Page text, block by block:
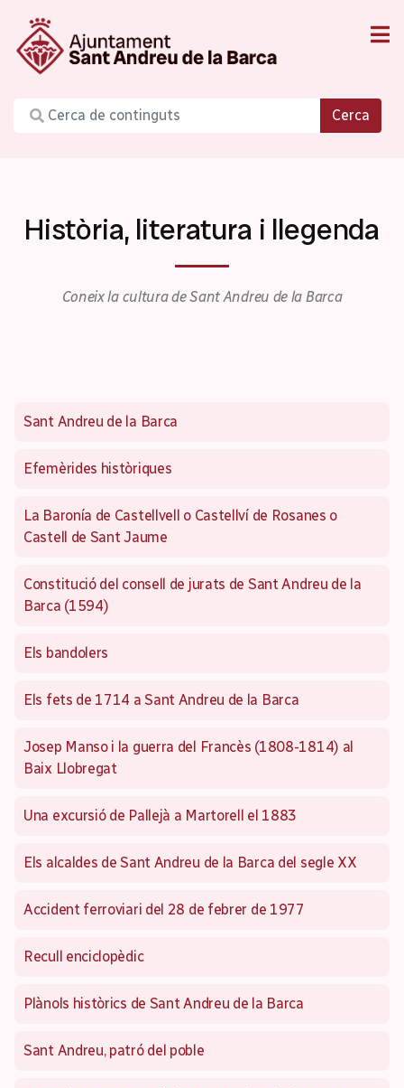
Cerca
Història, literatura i llegenda
Coneix la cultura de Sant Andreu de la Barca
Sant Andreu de la Barca
Efemèrides històriques
La Baronía de Castellvell o Castellví de Rosanes o
Castell de Sant Jaume
Constitució del consell de jurats de Sant Andreu de la
Barca (1594)
Els bandolers
Els fets de 1714 a Sant Andreu de la Barca
Josep Manso i la guerra del Francès (1808-1814) al
Baix Llobregat
Una excursió de Pallejà a Martorell el 1883
Els alcaldes de Sant Andreu de la Barca del segle XX
Accident ferroviari del 28 de febrer de 1977
Recull enciclopèdic
Plànols històrics de Sant Andreu de la Barca
Sant Andreu, patró del poble